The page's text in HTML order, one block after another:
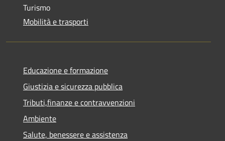
Turismo
Mobilità e trasporti
Educazione e formazione
Giustizia e sicurezza pubblica
Tributi,finanze e contravvenzioni
Ambiente
Salute, benessere e assistenza